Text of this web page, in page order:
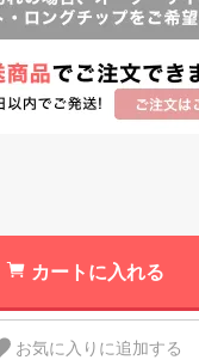
カートに入れる
お気に入りに追加する